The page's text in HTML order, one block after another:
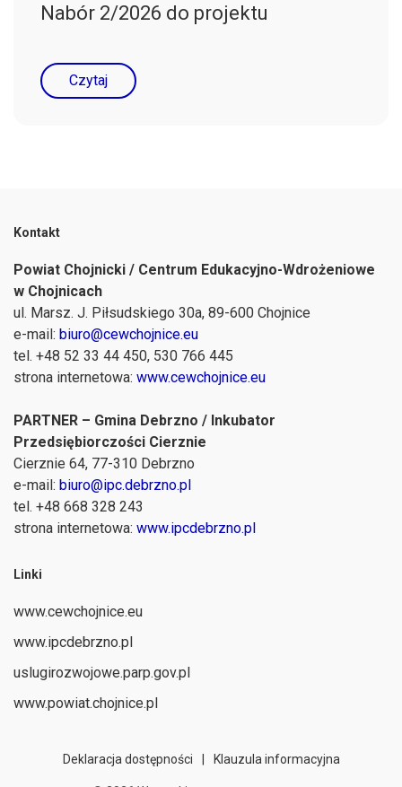
Nabór 2/2026 do projektu
Czytaj
Kontakt
Powiat Chojnicki / Centrum Edukacyjno-Wdrożeniowe
w Chojnicach
ul. Marsz. J. Piłsudskiego 30a, 89-600 Chojnice
e-mail: biuro@cewchojnice.eu
tel. +48 52 33 44 450, 530 766 445
strona internetowa: www.cewchojnice.eu
PARTNER – Gmina Debrzno / Inkubator
Przedsiębiorczości Cierznie
Cierznie 64, 77-310 Debrzno
e-mail: biuro@ipc.debrzno.pl
tel. +48 668 328 243
strona internetowa: www.ipcdebrzno.pl
Linki
www.cewchojnice.eu
www.ipcdebrzno.pl
uslugirozwojowe.parp.gov.pl
www.powiat.chojnice.pl
Deklaracja dostępności | Klauzula informacyjna